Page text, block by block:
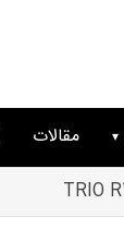
مقالات